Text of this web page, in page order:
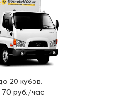
20 кубов.
руб./час